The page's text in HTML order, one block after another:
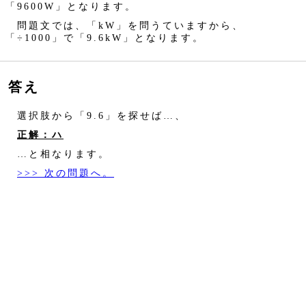
「9600W」となります。
問題文では、「kW」を問うていますから、
「÷1000」で「9.6kW」となります。
答え
選択肢から「9.6」を探せば…、
正解：ハ
…と相なります。
>>> 次の問題へ。